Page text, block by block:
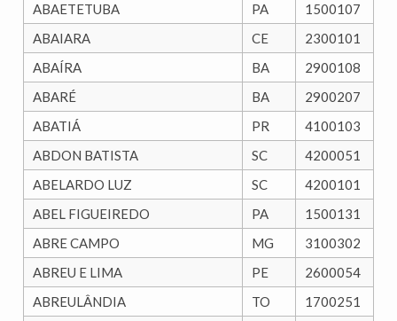
ABAETETUBA
PA
1500107
ABAIARA
CE
2300101
ABAÍRA
BA
2900108
ABARÉ
BA
2900207
ABATIÁ
PR
4100103
ABDON BATISTA
SC
4200051
ABELARDO LUZ
SC
4200101
ABEL FIGUEIREDO
PA
1500131
ABRE CAMPO
MG
3100302
ABREU E LIMA
PE
2600054
ABREULÂNDIA
TO
1700251